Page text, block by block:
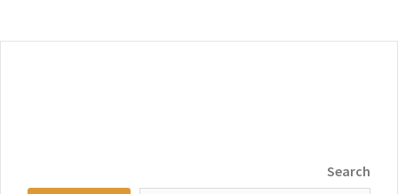
Search